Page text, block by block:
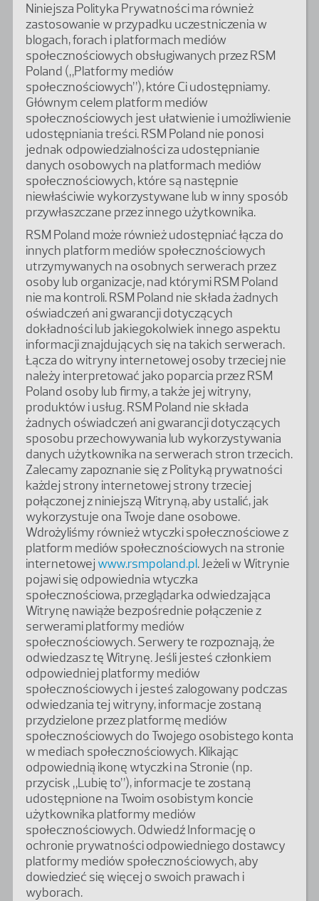
Niniejsza Polityka Prywatności ma również
zastosowanie w przypadku uczestniczenia w
blogach, forach i platformach mediów
społecznościowych obsługiwanych przez RSM
Poland („Platformy mediów
społecznościowych”), które Ci udostępniamy.
Głównym celem platform mediów
społecznościowych jest ułatwienie i umożliwienie
udostępniania treści. RSM Poland nie ponosi
jednak odpowiedzialności za udostępnianie
danych osobowych na platformach mediów
społecznościowych, które są następnie
niewłaściwie wykorzystywane lub w inny sposób
przywłaszczane przez innego użytkownika.
RSM Poland może również udostępniać łącza do
innych platform mediów społecznościowych
utrzymywanych na osobnych serwerach przez
osoby lub organizacje, nad którymi RSM Poland
nie ma kontroli. RSM Poland nie składa żadnych
oświadczeń ani gwarancji dotyczących
dokładności lub jakiegokolwiek innego aspektu
informacji znajdujących się na takich serwerach.
Łącza do witryny internetowej osoby trzeciej nie
należy interpretować jako poparcia przez RSM
Poland osoby lub firmy, a także jej witryny,
produktów i usług. RSM Poland nie składa
żadnych oświadczeń ani gwarancji dotyczących
sposobu przechowywania lub wykorzystywania
danych użytkownika na serwerach stron trzecich.
Zalecamy zapoznanie się z Polityką prywatności
każdej strony internetowej strony trzeciej
połączonej z niniejszą Witryną, aby ustalić, jak
wykorzystuje ona Twoje dane osobowe.
Wdrożyliśmy również wtyczki społecznościowe z
platform mediów społecznościowych na stronie
internetowej www.rsmpoland.pl. Jeżeli w Witrynie
pojawi się odpowiednia wtyczka
społecznościowa, przeglądarka odwiedzająca
Witrynę nawiąże bezpośrednie połączenie z
serwerami platformy mediów
społecznościowych. Serwery te rozpoznają, że
odwiedzasz tę Witrynę. Jeśli jesteś członkiem
odpowiedniej platformy mediów
społecznościowych i jesteś zalogowany podczas
odwiedzania tej witryny, informacje zostaną
przydzielone przez platformę mediów
społecznościowych do Twojego osobistego konta
w mediach społecznościowych. Klikając
odpowiednią ikonę wtyczki na Stronie (np.
przycisk „Lubię to”), informacje te zostaną
udostępnione na Twoim osobistym koncie
użytkownika platformy mediów
społecznościowych. Odwiedź Informację o
ochronie prywatności odpowiedniego dostawcy
platformy mediów społecznościowych, aby
dowiedzieć się więcej o swoich prawach i
wyborach.